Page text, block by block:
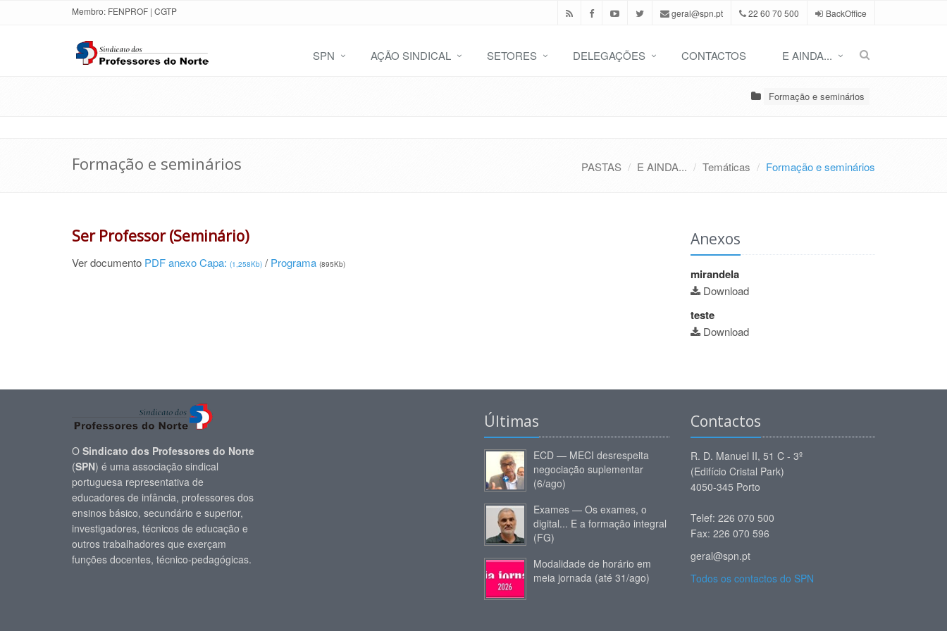
Membro: FENPROF | CGTP geral@spn.pt 22 60 70 500 BackOffice
SPN AÇÃO SINDICAL SETORES DELEGAÇÕES CONTACTOS E AINDA...
Formação e seminários
Formação e seminários PASTAS E AINDA... Temáticas Formação e seminários
Ser Professor (Seminário)
Ver documento PDF anexo Capa: (1,258Kb) / Programa (895Kb)
Anexos
mirandela
Download
teste
Download
O Sindicato dos Professores do Norte
(SPN) é uma associação sindical
portuguesa representativa de
educadores de infância, professores dos
ensinos básico, secundário e superior,
investigadores, técnicos de educação e
outros trabalhadores que exerçam
funções docentes, técnico-pedagógicas.
Últimas
ECD — MECI desrespeita
negociação suplementar
(6/ago)
Exames — Os exames, o
digital... E a formação integral
(FG)
Modalidade de horário em
meia jornada (até 31/ago)
Contactos
R. D. Manuel II, 51 C - 3º
(Edifício Cristal Park)
4050-345 Porto
Telef: 226 070 500
Fax: 226 070 596
geral@spn.pt
Todos os contactos do SPN